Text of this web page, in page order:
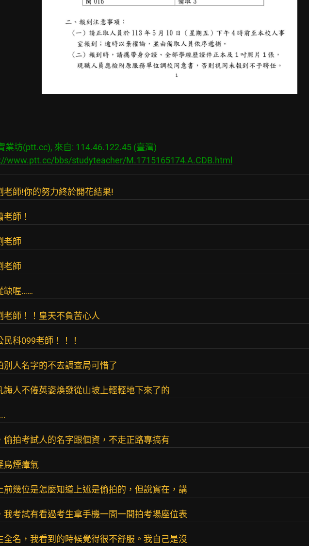
業坊(ptt.cc), 來自: 114.46.122.45 (臺灣)
www.ptt.cc/bbs/studyteacher/M.1715165174.A.CDB.html
老師!你的努力終於開花結果!
師！
老師
老師
缺喔……
老師！！皇天不負苦心人
科099老師！！！
別人名字的不去調查局可惜了
誨人不倦英姿煥發從山坡上輕輕地下來了的
偷拍考試人的名字跟個資，不走正路專搞有
烏煙瘴氣
前幾位是怎麼知道上述是偷拍的，但說實在，講
我考試有看過考生拿手機一間一間拍考場座位表
全名，我看到的時候覺得很不舒服。我自己是沒